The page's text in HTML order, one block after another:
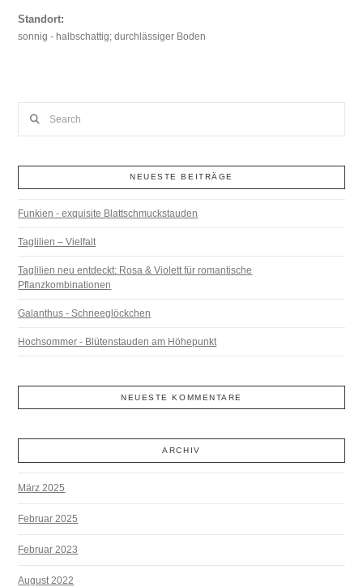
Standort:
sonnig - halbschattig; durchlässiger Boden
NEUESTE BEITRÄGE
Funkien - exquisite Blattschmuckstauden
Taglilien – Vielfalt
Taglilien neu entdeckt: Rosa & Violett für romantische
Pflanzkombinationen
Galanthus - Schneeglöckchen
Hochsommer - Blütenstauden am Höhepunkt
NEUESTE KOMMENTARE
ARCHIV
März 2025
Februar 2025
Februar 2023
August 2022